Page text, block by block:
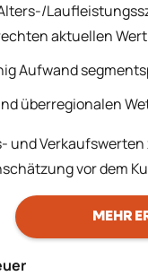
aktuellen
Aufwand
überregionalen
und
vor dem
MEHR